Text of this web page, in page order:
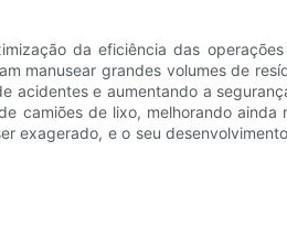
da eficiência das
manusear grandes volumes de
acidentes e aumentando a
camiões de lixo, melhorando
exagerado, e o seu